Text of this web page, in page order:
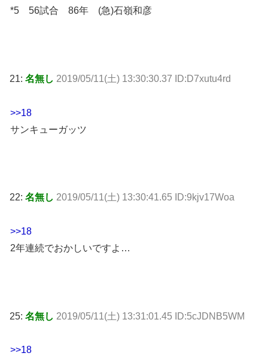
*5 56試合 86年 (急)石嶺和彦
21: 名無し 2019/05/11(土) 13:30:30.37 ID:D7xutu4rd
>>18
サンキューガッツ
22: 名無し 2019/05/11(土) 13:30:41.65 ID:9kjv17Woa
>>18
2年連続でおかしいですよ…
25: 名無し 2019/05/11(土) 13:31:01.45 ID:5cJDNB5WM
>>18